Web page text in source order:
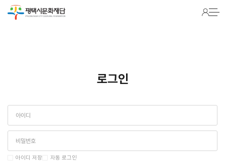
Warning : Packets out of order. Expected 1 received 0. Packet size=145 in
/hosting/fs241022/html/lib/common.lib.php
로그인
아이디 저장 자동 로그인